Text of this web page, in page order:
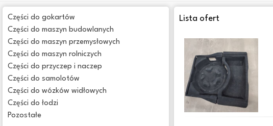
Części do gokartów
Części do maszyn budowlanych
Części do maszyn przemysłowych
Części do maszyn rolniczych
Części do przyczep i naczep
Części do samolotów
Części do wózków widłowych
Części do łodzi
Pozostałe
Lista ofert